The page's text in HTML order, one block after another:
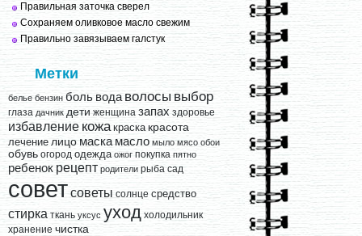
Правильная заточка сверел
Сохраняем оливковое масло свежим
Правильно завязываем галстук
Метки
белье бензин боль вода волосы выбор
глаза дачник дети женщина запах здоровье
избавление кожа краска красота
лечение лицо маска масло мыло мясо обои
обувь огород одежда ожог покупка пятно
ребенок рецепт родители рыба сад
советсоветы солнце средство
стирка ткань уксус уход холодильник
хранение чистка